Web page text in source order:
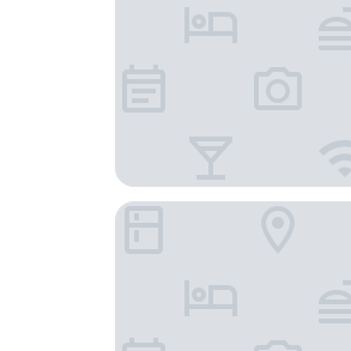
雅園彩田飯店（深圳深業上